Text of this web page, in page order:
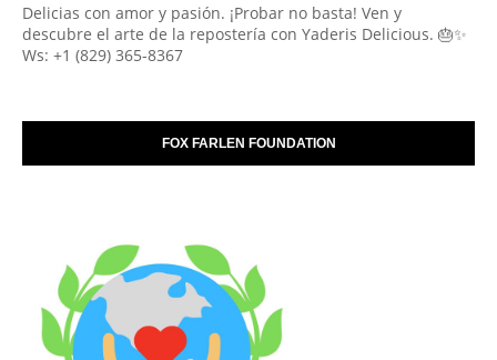
Delicias con amor y pasión. ¡Probar no basta! Ven y
descubre el arte de la repostería con Yaderis Delicious. 🎂✨
Ws: +1 (829) 365-8367
FOX FARLEN FOUNDATION